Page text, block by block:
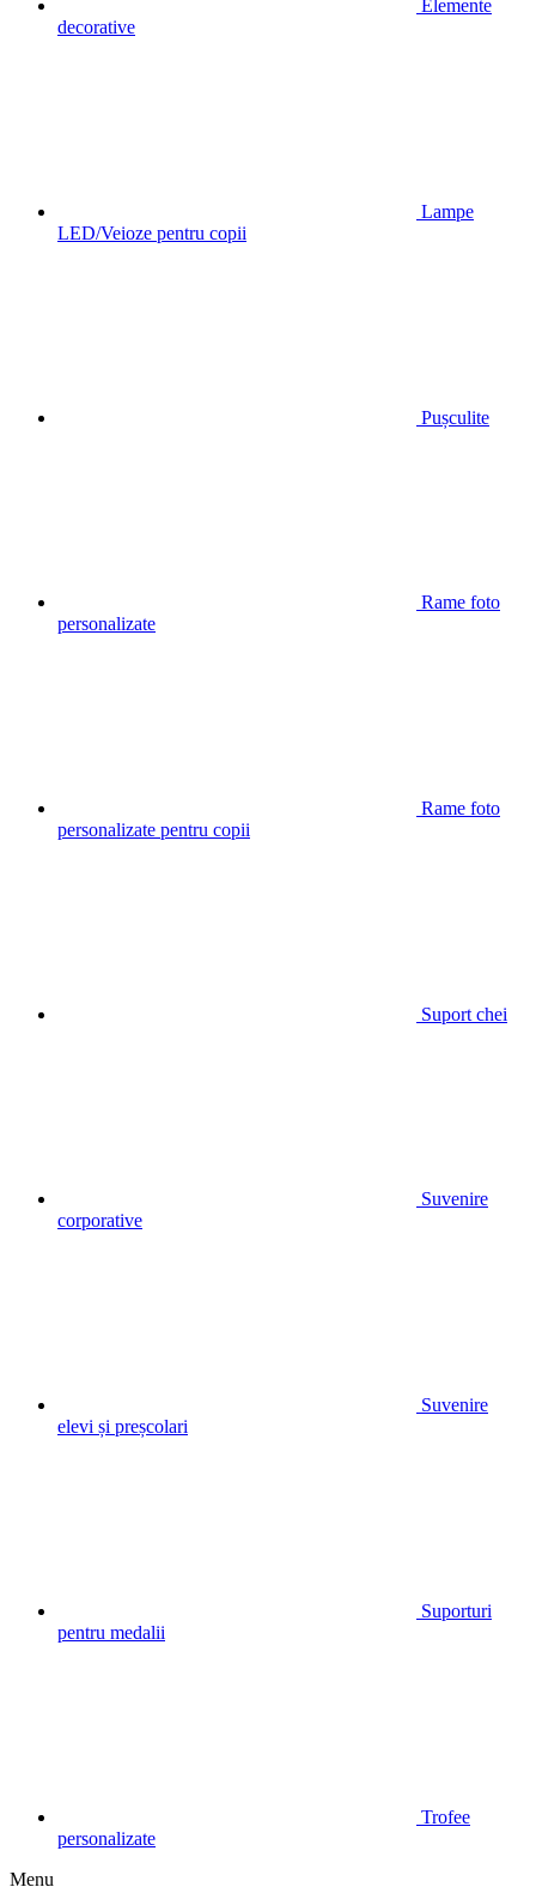
Elemente
decorative
Lampe
LED/Veioze pentru copii
Pușculite
Rame foto
personalizate
Rame foto
personalizate pentru copii
Suport chei
Suvenire
corporative
Suvenire
elevi și preșcolari
Suporturi
pentru medalii
Trofee
personalizate
Menu